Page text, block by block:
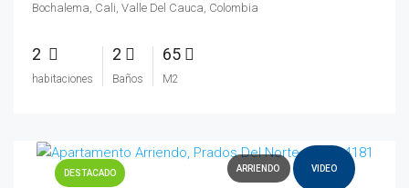
Bochalema, Cali, Valle Del Cauca, Colombia
2
habitaciones
2
Baños
65
M2
DESTACADO ARRIENDO VIDEO